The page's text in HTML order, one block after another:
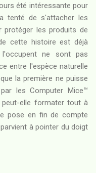
été intéressante pour
tenté de s'attacher les
les produits de
cette histoire est déjà
ne sont pas
entre l'espèce naturelle
la première ne puisse
les Computer Mice™
elle formater tout à
pose en fin de compte
à pointer du doigt